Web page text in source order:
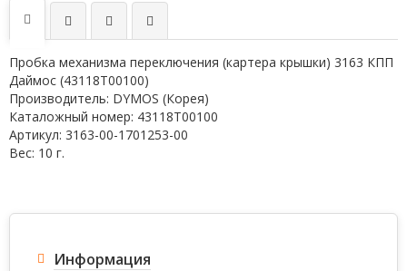
Пробка механизма переключения (картера крышки) 3163 КПП
Даймос (43118Т00100)
Производитель: DYMOS (Корея)
Каталожный номер: 43118T00100
Артикул: 3163-00-1701253-00
Вес: 10 г.
Информация